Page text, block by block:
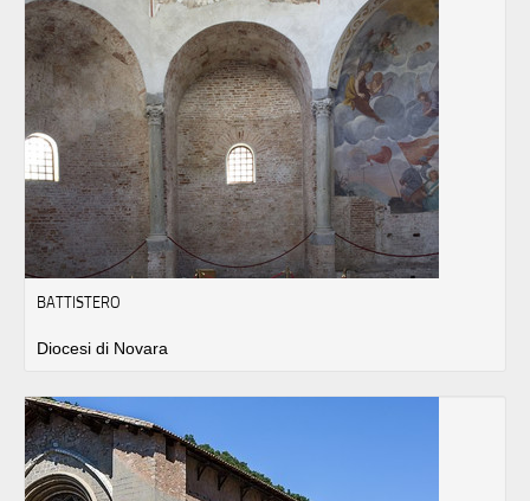
BATTISTERO
Diocesi di Novara